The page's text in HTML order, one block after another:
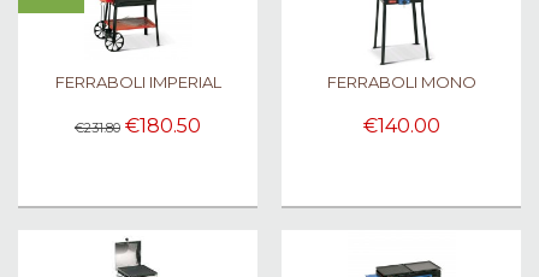
FERRABOLI IMPERIAL
€231.80 €180.50
FERRABOLI MONO
€140.00